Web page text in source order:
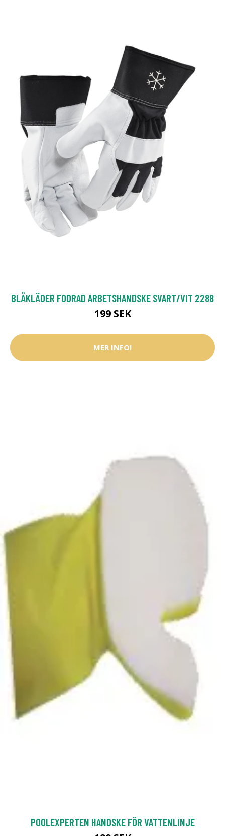
BLÅKLÄDER FODRAD ARBETSHANDSKE SVART/VIT 2288
199 SEK
MER INFO!
POOLEXPERTEN HANDSKE FÖR VATTENLINJE